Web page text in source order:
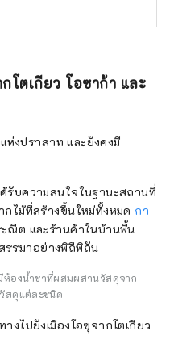
โตเกียว โอซาก้า และ
แห่งปราสาท และยังคงมี
รับความสนใจในฐานะสถานที่
กไม้ที่สร้างขึ้นใหม่ทั้งหมด กา
ณีต และร้านค้าในบ้านพื้น
รมาอย่างพิถีพิถัน
องน้ำชาที่ผสมผสานวัสดุจาก
สดุแต่ละชนิด
งไปยังเมืองโอซุจากโตเกียว